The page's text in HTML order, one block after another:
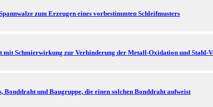
zum Erzeugen eines vorbestimmten Schleifmusters
mit Schmierwirkung zur Verhinderung der Metall-Oxidation und
Bonddraht und Baugruppe, die einen solchen Bonddraht aufweist